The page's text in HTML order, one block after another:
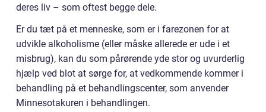
deres liv – som oftest begge dele.
Er du tæt på et menneske, som er i farezonen for at
udvikle alkoholisme (eller måske allerede er ude i et
misbrug), kan du som pårørende yde stor og uvurderlig
hjælp ved blot at sørge for, at vedkommende kommer i
behandling på et behandlingscenter, som anvender
Minnesotakuren i behandlingen.